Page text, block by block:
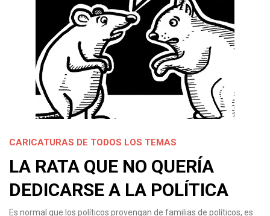
CARICATURAS DE TODOS LOS TEMAS
LA RATA QUE NO QUERÍA
DEDICARSE A LA POLÍTICA
Es normal que los políticos provengan de familias de políticos, es